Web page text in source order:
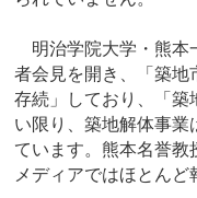
明治学院大学・熊本
者会見を開き、「築地
存続」しており、「築
い限り、築地解体事業
ています。熊本名誉
メディアではほとんど